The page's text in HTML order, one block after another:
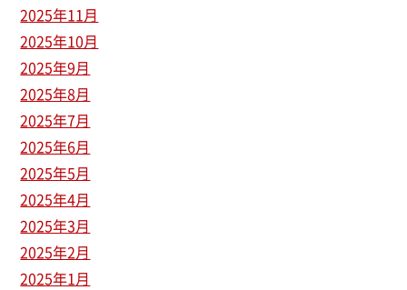
2025年11月
2025年10月
2025年9月
2025年8月
2025年7月
2025年6月
2025年5月
2025年4月
2025年3月
2025年2月
2025年1月